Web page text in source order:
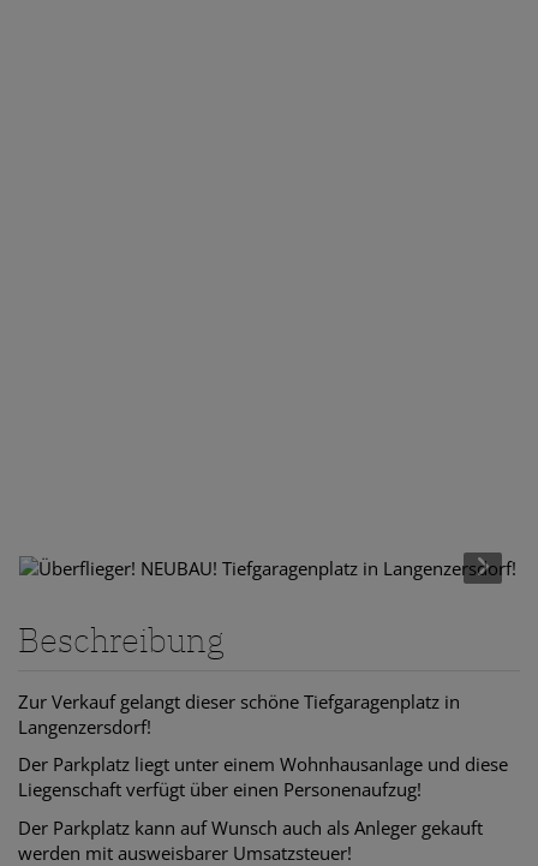
Beschreibung
Zur Verkauf gelangt dieser schöne Tiefgaragenplatz in
Langenzersdorf!
Der Parkplatz liegt unter einem Wohnhausanlage und diese
Liegenschaft verfügt über einen Personenaufzug!
Der Parkplatz kann auf Wunsch auch als Anleger gekauft
werden mit ausweisbarer Umsatzsteuer!